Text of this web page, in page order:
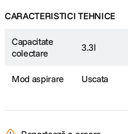
CARACTERISTICI TEHNICE
Capacitate
colectare
3.3l
Mod aspirare Uscata